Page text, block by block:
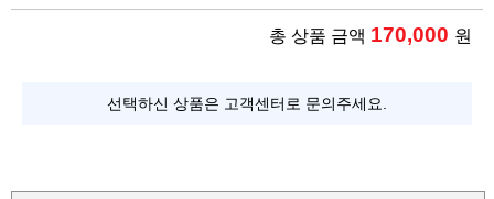
총 상품 금액 170,000 원
선택하신 상품은 고객센터로 문의주세요.